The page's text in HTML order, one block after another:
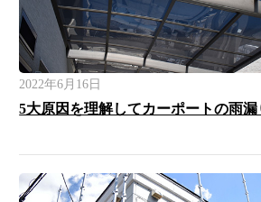
2022年6月16日
5大原因を理解してカーポートの雨漏